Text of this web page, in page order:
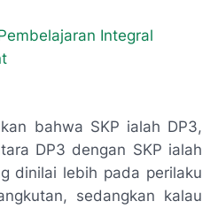
Integral
bahwa SKP ialah DP3,
DP3 dengan SKP ialah
dinilai lebih pada perilaku
sedangkan kalau